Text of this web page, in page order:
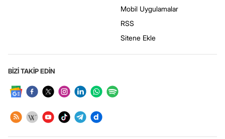
Mobil Uygulamalar
RSS
Sitene Ekle
BİZİ TAKİP EDİN